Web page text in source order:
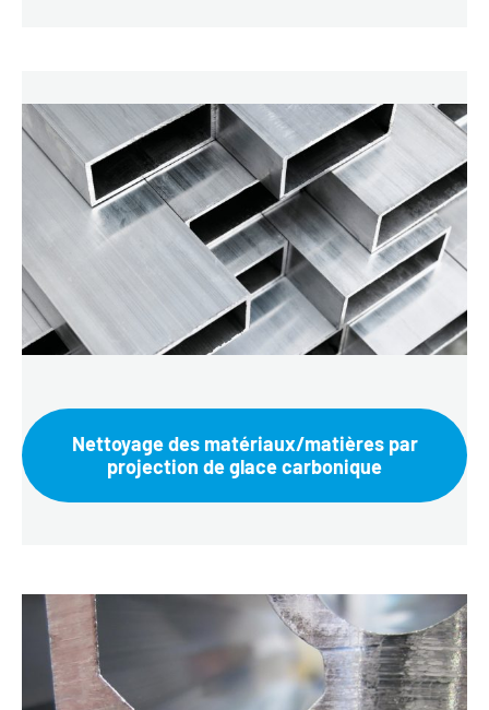
Nettoyage des matériaux/matières par
projection de glace carbonique